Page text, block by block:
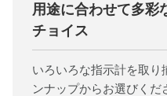
用途に合わせて多彩
チョイス
いろいろな指示計を取り
ンナップからお選びくだ